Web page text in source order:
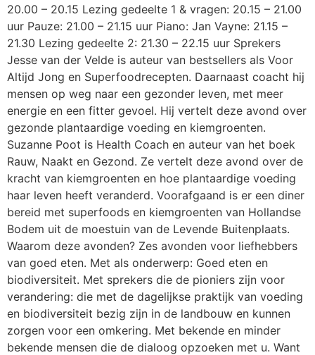
20.00 – 20.15 Lezing gedeelte 1 & vragen: 20.15 – 21.00
uur Pauze: 21.00 – 21.15 uur Piano: Jan Vayne: 21.15 –
21.30 Lezing gedeelte 2: 21.30 – 22.15 uur Sprekers
Jesse van der Velde is auteur van bestsellers als Voor
Altijd Jong en Superfoodrecepten. Daarnaast coacht hij
mensen op weg naar een gezonder leven, met meer
energie en een fitter gevoel. Hij vertelt deze avond over
gezonde plantaardige voeding en kiemgroenten.
Suzanne Poot is Health Coach en auteur van het boek
Rauw, Naakt en Gezond. Ze vertelt deze avond over de
kracht van kiemgroenten en hoe plantaardige voeding
haar leven heeft veranderd. Voorafgaand is er een diner
bereid met superfoods en kiemgroenten van Hollandse
Bodem uit de moestuin van de Levende Buitenplaats.
Waarom deze avonden? Zes avonden voor liefhebbers
van goed eten. Met als onderwerp: Goed eten en
biodiversiteit. Met sprekers die de pioniers zijn voor
verandering: die met de dagelijkse praktijk van voeding
en biodiversiteit bezig zijn in de landbouw en kunnen
zorgen voor een omkering. Met bekende en minder
bekende mensen die de dialoog opzoeken met u. Want